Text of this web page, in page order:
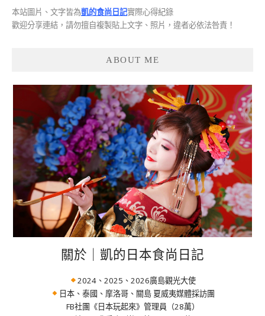
本站圖片、文字皆為凱的食尚日記實際心得紀錄
歡迎分享連結，請勿擅自複製貼上文字、照片，違者必依法咎責！
ABOUT ME
關於｜凱的日本食尚日記
2024、2025、2026廣島觀光大使
日本、泰國、摩洛哥、關島 夏威夷媒體採訪團
FB社團《日本玩起來》管理員（28萬）